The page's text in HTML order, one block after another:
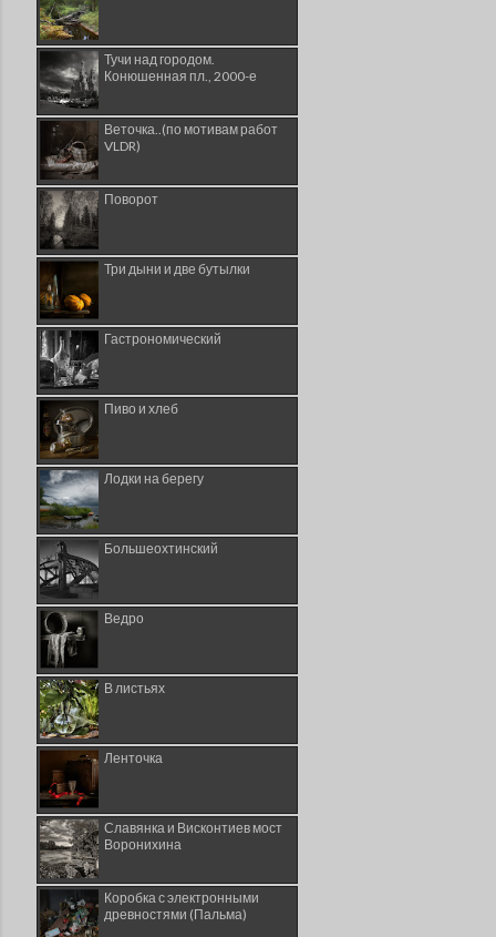
Тучи над городом.
Конюшенная пл., 2000-е
Веточка..(по мотивам работ
VLDR)
Поворот
Три дыни и две бутылки
Гастрономический
Пиво и хлеб
Лодки на берегу
Большеохтинский
Ведро
В листьях
Ленточка
Славянка и Висконтиев мост
Воронихина
Коробка с электронными
древностями (Пальма)